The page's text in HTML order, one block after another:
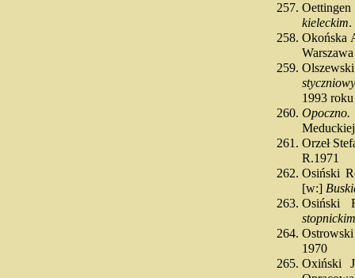
kieleckim.
Okońska
1993
Orzeł
R.1971
Osiński
[w:]
Osiński
1970
Oxiński